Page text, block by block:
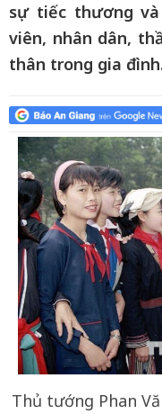
sự tiếc thương và
viên, nhân dân,
thân trong gia
Thủ tướng Phan